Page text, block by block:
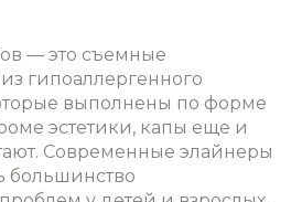
— это съемные
гипоаллергенного
выполнены по форме
эстетики, капы еще и
Современные элайнеры
большинство